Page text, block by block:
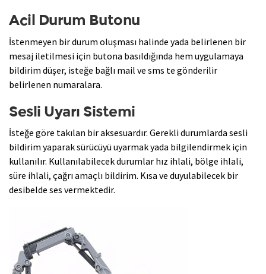
Acil Durum Butonu
İstenmeyen bir durum oluşması halinde yada belirlenen bir
mesaj iletilmesi için butona basıldığında hem uygulamaya
bildirim düşer, isteğe bağlı mail ve sms te gönderilir
belirlenen numaralara.
Sesli Uyarı Sistemi
İsteğe göre takılan bir aksesuardır. Gerekli durumlarda sesli
bildirim yaparak sürücüyü uyarmak yada bilgilendirmek için
kullanılır. Kullanılabilecek durumlar hız ihlali, bölge ihlali,
süre ihlali, çağrı amaçlı bildirim. Kısa ve duyulabilecek bir
desibelde ses vermektedir.